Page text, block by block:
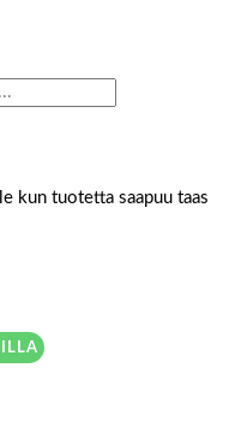
kun tuotetta saapuu taas